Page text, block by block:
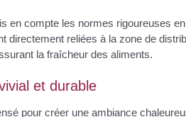
en compte les normes rigoureuses
reliées à la zone de
la fraîcheur des aliments.
et durable
pour créer une ambiance